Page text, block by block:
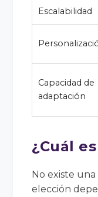
Escalabilidad
Capacidad de
adaptación
¿Cuál
No existe
elección